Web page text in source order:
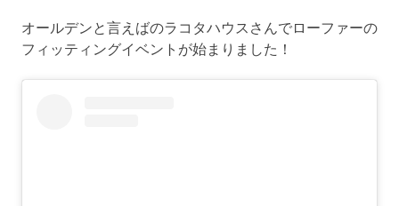
オールデンと言えばのラコタハウスさんでローファーの
フィッティングイベントが始まりました！